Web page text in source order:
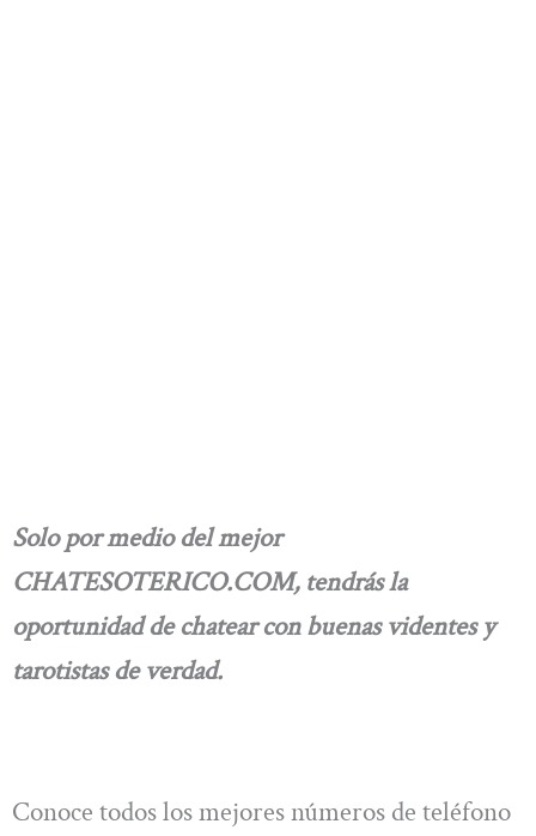
Solo por medio del mejor
CHATESOTERICO.COM, tendrás la
oportunidad de chatear con buenas videntes y
tarotistas de verdad.
Conoce todos los mejores números de teléfono